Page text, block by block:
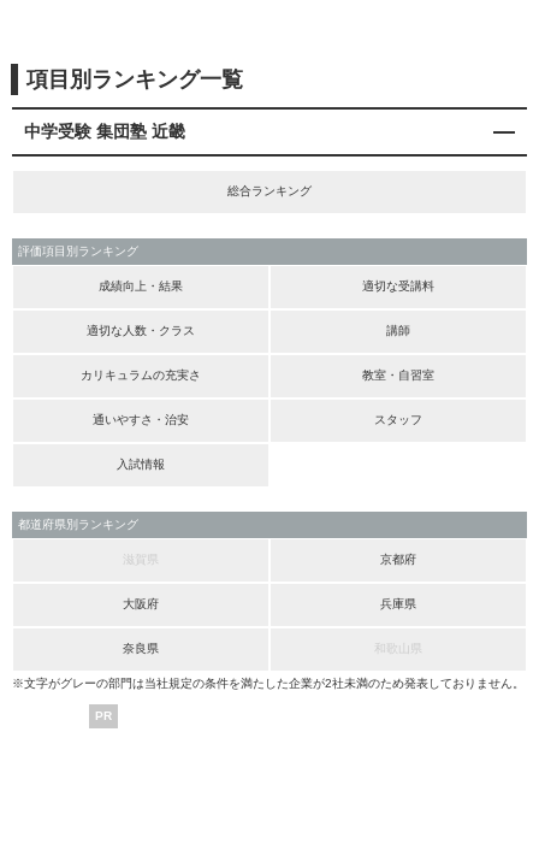
項目別ランキング一覧
中学受験 集団塾 近畿
総合ランキング
評価項目別ランキング
成績向上・結果 適切な受講料
適切な人数・クラス 講師
カリキュラムの充実さ 教室・自習室
通いやすさ・治安 スタッフ
入試情報
都道府県別ランキング
滋賀県 京都府
大阪府 兵庫県
奈良県 和歌山県
※文字がグレーの部門は当社規定の条件を満たした企業が2社未満のため発表しておりません。
PR